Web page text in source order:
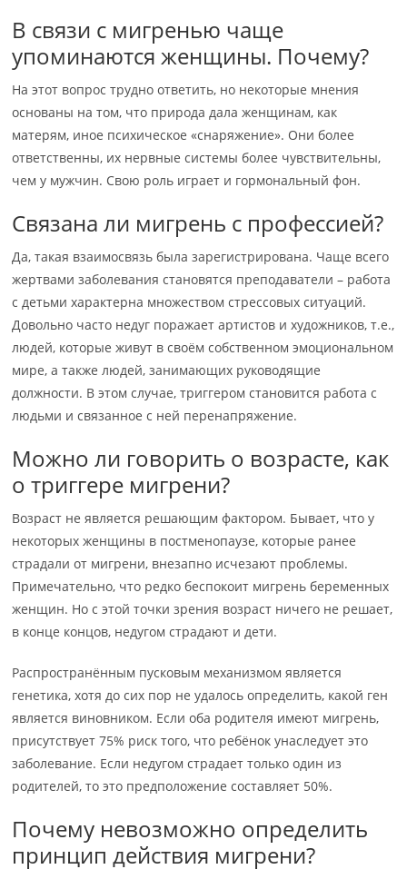
В связи с мигренью чаще
упоминаются женщины. Почему?
На этот вопрос трудно ответить, но некоторые мнения
основаны на том, что природа дала женщинам, как
матерям, иное психическое «снаряжение». Они более
ответственны, их нервные системы более чувствительны,
чем у мужчин. Свою роль играет и гормональный фон.
Связана ли мигрень с профессией?
Да, такая взаимосвязь была зарегистрирована. Чаще всего
жертвами заболевания становятся преподаватели – работа
с детьми характерна множеством стрессовых ситуаций.
Довольно часто недуг поражает артистов и художников, т.е.,
людей, которые живут в своём собственном эмоциональном
мире, а также людей, занимающих руководящие
должности. В этом случае, триггером становится работа с
людьми и связанное с ней перенапряжение.
Можно ли говорить о возрасте, как
о триггере мигрени?
Возраст не является решающим фактором. Бывает, что у
некоторых женщины в постменопаузе, которые ранее
страдали от мигрени, внезапно исчезают проблемы.
Примечательно, что редко беспокоит мигрень беременных
женщин. Но с этой точки зрения возраст ничего не решает,
в конце концов, недугом страдают и дети.
Распространённым пусковым механизмом является
генетика, хотя до сих пор не удалось определить, какой ген
является виновником. Если оба родителя имеют мигрень,
присутствует 75% риск того, что ребёнок унаследует это
заболевание. Если недугом страдает только один из
родителей, то это предположение составляет 50%.
Почему невозможно определить
принцип действия мигрени?